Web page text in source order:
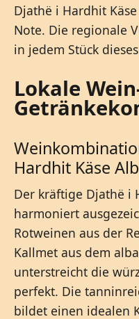
Djathë i Hardhit
Note. Die regionale
in jedem Stück
Lokale
Hardhit Käse
Der kräftige Djathë i
harmoniert
Rotweinen aus der
Kallmet aus dem
unterstreicht die
perfekt. Die
bildet einen idealen